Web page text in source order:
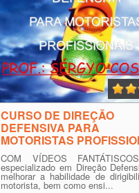
CURSO DE DIREÇÃO
DEFENSIVA PARA
MOTORISTAS
COM VÍDEOS
especializado em Direção
melhorar a habilidade de
motorista, bem como ensi...